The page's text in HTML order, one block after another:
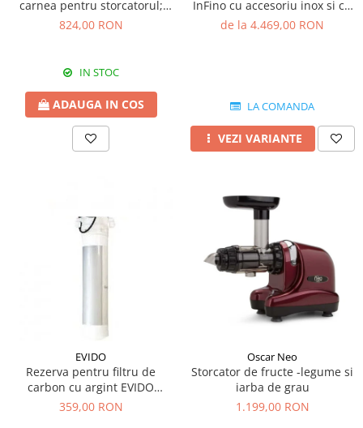
carnea pentru storcatorul;
electric Reber 9000N
824,00 RON
IN STOC
ADAUGA IN COS
InFino cu accesoriu inox si cu
excentric
de la 4.469,00 RON
LA COMANDA
VEZI VARIANTE
EVIDO
Rezerva pentru filtru de
carbon cu argint EVIDO
GREEN pentru bateriile de
359,00 RON
Oscar Neo
Storcator de fructe -legume si
iarba de grau
1.199,00 RON